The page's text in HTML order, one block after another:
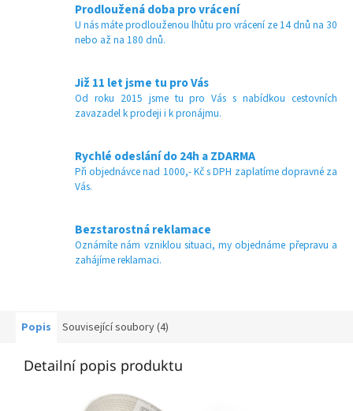
Prodloužená doba pro vrácení
U nás máte prodlouženou lhůtu pro vrácení ze 14 dnů na 30
nebo až na 180 dnů.
Již 11 let jsme tu pro Vás
Od roku 2015 jsme tu pro Vás s nabídkou cestovních
zavazadel k prodeji i k pronájmu.
Rychlé odeslání do 24h a ZDARMA
Při objednávce nad 1000,- Kč s DPH zaplatíme dopravné za
Vás.
Bezstarostná reklamace
Oznámíte nám vzniklou situaci, my objednáme přepravu a
zahájíme reklamaci.
Popis Související soubory (4)
Detailní popis produktu